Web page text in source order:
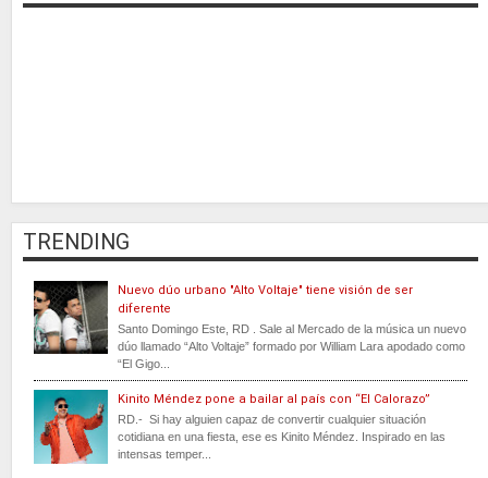
TRENDING
Nuevo dúo urbano "Alto Voltaje" tiene visión de ser
diferente
Santo Domingo Este, RD . Sale al Mercado de la música un nuevo
dúo llamado “Alto Voltaje” formado por William Lara apodado como
“El Gigo...
Kinito Méndez pone a bailar al país con “El Calorazo”
RD.- Si hay alguien capaz de convertir cualquier situación
cotidiana en una fiesta, ese es Kinito Méndez. Inspirado en las
intensas temper...